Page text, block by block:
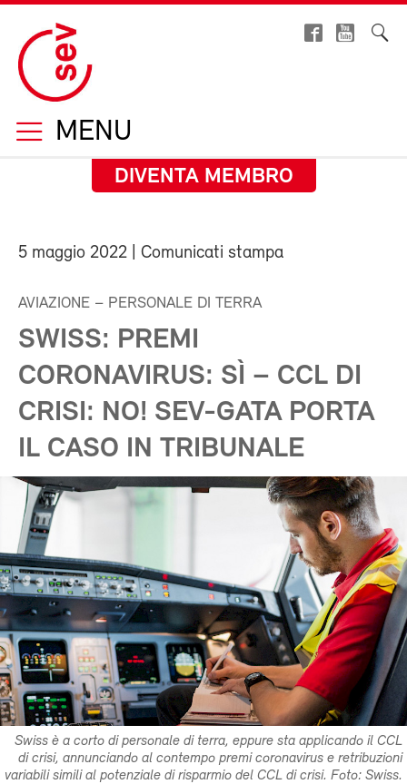
MENU
DIVENTA MEMBRO
5 maggio 2022 | Comunicati stampa
AVIAZIONE – PERSONALE DI TERRA
SWISS: PREMI
CORONAVIRUS: SÌ – CCL DI
CRISI: NO! SEV-GATA PORTA
IL CASO IN TRIBUNALE
Swiss è a corto di personale di terra, eppure sta applicando il CCL
di crisi, annunciando al contempo premi coronavirus e retribuzioni
variabili simili al potenziale di risparmio del CCL di crisi. Foto: Swiss.